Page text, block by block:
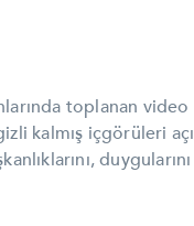
toplanan
kalmış içgörüleri